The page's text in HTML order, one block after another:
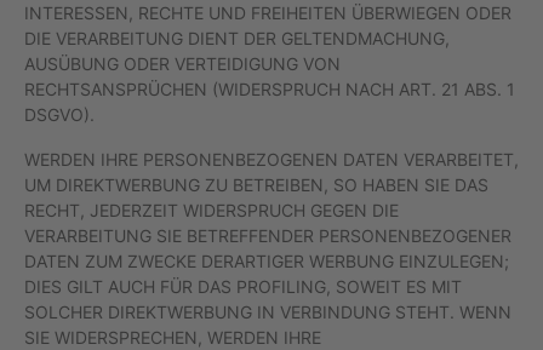
INTERESSEN, RECHTE UND FREIHEITEN ÜBERWIEGEN ODER
DIE VERARBEITUNG DIENT DER GELTENDMACHUNG,
AUSÜBUNG ODER VERTEIDIGUNG VON
RECHTSANSPRÜCHEN (WIDERSPRUCH NACH ART. 21 ABS. 1
DSGVO).
WERDEN IHRE PERSONENBEZOGENEN DATEN VERARBEITET,
UM DIREKTWERBUNG ZU BETREIBEN, SO HABEN SIE DAS
RECHT, JEDERZEIT WIDERSPRUCH GEGEN DIE
VERARBEITUNG SIE BETREFFENDER PERSONENBEZOGENER
DATEN ZUM ZWECKE DERARTIGER WERBUNG EINZULEGEN;
DIES GILT AUCH FÜR DAS PROFILING, SOWEIT ES MIT
SOLCHER DIREKTWERBUNG IN VERBINDUNG STEHT. WENN
SIE WIDERSPRECHEN, WERDEN IHRE